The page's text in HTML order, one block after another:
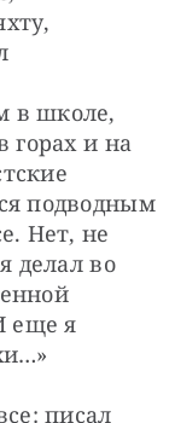
в школе,
горах и на
подводным
Нет, не
делал во
еще я
писал